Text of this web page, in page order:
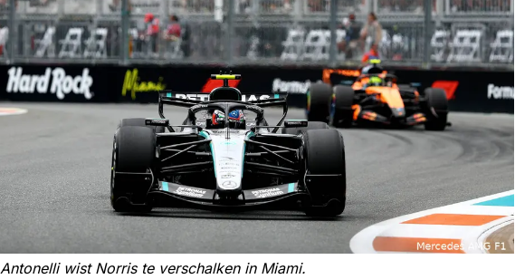
Antonelli wist Norris te verschalken in Miami.